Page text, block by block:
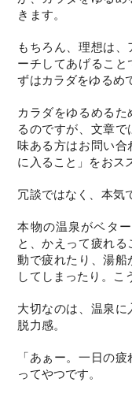
きます。
もちろん、理想は
ーチしてあげること
ずはカラダをゆるめ
カラダをゆるめる
るのですが、文章
味ある方はお問い合
に入ること」をおス
冗談ではなく、本気
本物の温泉がベタ
と、かえって疲れ
動で疲れたり、湯船
してしまったり。こ
大切なのは、温泉に
脱力感。
「あぁー。一日の
ってやつです。